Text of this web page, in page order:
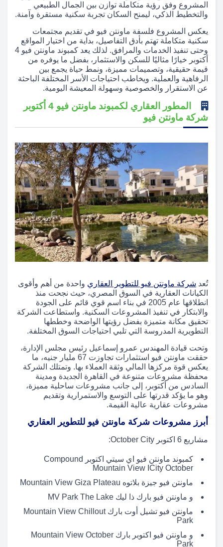
المشروع وفق رؤية متكاملة توازن بين الجمال الطبيعي
والتخطيط الذكي، ليمنح السكان تجربة سكنية مستقرة وآمنة.
يعكس المشروع فلسفة ماونتن فيو في تقديم مجتمعات
سكنية متكاملة تهتم بأدق التفاصيل، بداية من اختيار المواقع
وحتى تنفيذ الخدمات والمرافق. لذلك يعد كمبوند ماونتن فيو 4
أكتوبر خيارًا مثاليًا للسكن والاستثمار، بفضل ما يوفره من
قيمة حقيقية، وتصميمات مميزة، ونمط حياة يجمع بين
الرفاهية والعملية. ويخاطب احتياجات الأسر المختلفة الباحثة
عن الاستقرار والخصوصية وسهولة المعيشة اليومية.
المطور العقاري لكمبوند ماونتن فيو 4 أكتوبر
شركة ماونتن فيو
تُعد شركة ماونتن فيو للتطوير العقاري واحدة من أهم وأقوى
الكيانات العقارية في السوق المصري، حيث نجحت منذ
انطلاقها عام 2005 في بناء اسم قوي قائم على الجودة
والابتكار في تنفيذ المشروعات السكنية. واستطاعت الشركة
تحقيق مكانة متميزة بفضل رؤيتها الواضحة وخططها
التطويرية المدروسة التي تلبي احتياجات السوق المختلفة.
وتحت قيادة المهندس عمرو إسماعيل رئيس مجلس الإدارة،
حققت ماونتن فيو استثمارات تجاوزت 67 مليار جنيه، ما
يعكس قوة مركزها المالي وثقة العملاء بها. وتمتلك الشركة
محفظة مشروعات متنوعة في القاهرة الجديدة ومدينة
السادس من أكتوبر، إلى جانب مشروعات ساحلية مميزة،
وهو ما يؤكد قدرتها على التوسع والاستمرارية وتقديم
مشروعات عقارية عالية القيمة.
أبرز مشروعات شركة ماونتن فيو للتطوير العقاري
مشاريع 6 اكتوبر October City:
كمبوند ماونتن فيو اي سيتي اكتوبر Compound
Mountain View ICity October‎
ماونتن فيو جيزة بلاتوه Mountain View Giza Plateau
و ماونتن فيو بارك ذا ليك MV Park The Lake
ماونتن فيو تشيل أوت بارك Mountain View Chillout
Park
و ماونتن فيو اكتوبر بارك Mountain View October
Park